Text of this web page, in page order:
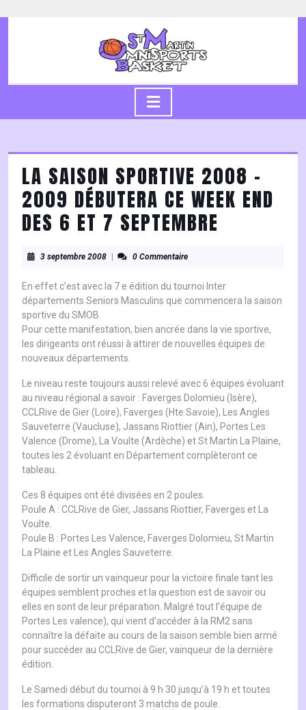
to
LA SAISON SPORTIVE 2008 –
2009 DÉBUTERA CE WEEK END
DES 6 ET 7 SEPTEMBRE
3 septembre 20083
2008
0 Commentaire
En effet c’est avec la 7 e édition du tournoi Inter
départements Seniors Masculins que commencera la saison
sportive du SMOB.
Pour cette manifestation, bien ancrée dans la vie sportive,
les dirigeants ont réussi à attirer de nouvelles équipes de
nouveaux départements.
Le niveau reste toujours aussi relevé avec 6 équipes évoluant
au niveau régional a savoir : Faverges Dolomieu (Isère),
CCLRive de Gier (Loire), Faverges (Hte Savoie), Les Angles
Sauveterre (Vaucluse), Jassans Riottier (Ain), Portes Les
Valence (Drome), La Voulte (Ardèche) et St Martin La Plaine,
toutes les 2 évoluant en Département complèteront ce
tableau.
Ces 8 équipes ont été divisées en 2 poules.
Poule A : CCLRive de Gier, Jassans Riottier, Faverges et La
Voulte.
Poule B : Portes Les Valence, Faverges Dolomieu, St Martin
La Plaine et Les Angles Sauveterre.
Difficile de sortir un vainqueur pour la victoire finale tant les
équipes semblent proches et la question est de savoir ou
elles en sont de leur préparation. Malgré tout l’équipe de
Portes Les valence), qui vient d’accéder à la RM2 sans
connaître la défaite au cours de la saison semble bien armé
pour succéder au CCLRive de Gier, vainqueur de la dernière
édition.
Le Samedi début du tournoi à 9 h 30 jusqu’à 19 h et toutes
les formations disputeront 3 matchs de poule.